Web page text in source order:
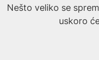
Nešto veliko se
uskoro